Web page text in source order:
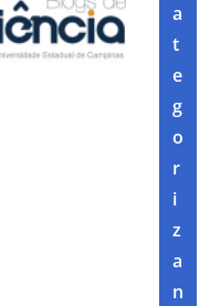
a
t
e
g
o
r
i
z
a
n